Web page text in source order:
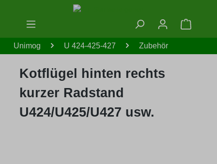
Zum Hauptinhalt springen
Unimog U 424-425-427 Zubehör
Kotflügel hinten rechts
kurzer Radstand
U424/U425/U427 usw.